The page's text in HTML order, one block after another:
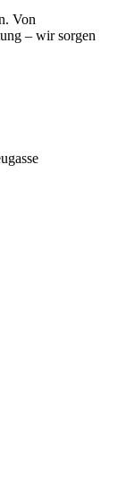
Von
– wir sorgen